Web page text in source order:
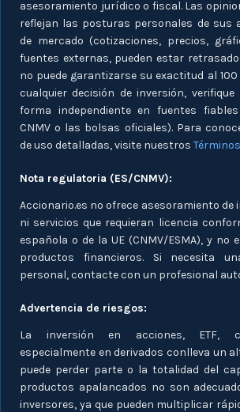
asesoramiento jurídico o fiscal. Las
reflejan las posturas personales de sus
de mercado (cotizaciones, precios,
fuentes externas, pueden estar
no puede garantizarse su exactitud al 100
cualquier decisión de inversión,
forma independiente en fuentes
CNMV o las bolsas oficiales). Para
de uso detalladas, visite nuestros
Nota regulatoria (ES/CNMV):
Accionario.es no ofrece asesoramiento de
ni servicios que requieran licencia
española o de la UE (CNMV/ESMA), y no
productos financieros. Si necesita
personal, contacte con un profesional
Advertencia de riesgos:
La inversión en acciones, ETF,
especialmente en derivados conlleva un
puede perder parte o la totalidad del
productos apalancados no son
inversores, ya que pueden multiplicar